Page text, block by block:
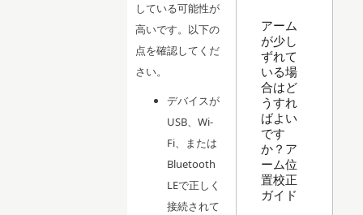
している可能性が
高いです。以下の
点を確認してくだ
さい。
デバイスが
USB、Wi-
Fi、または
Bluetooth
LEで正しく
接続されて
アーム
が少し
ずれて
いる場
合はど
うすれ
ばよい
です
か？ア
ーム位
置校正
ガイド